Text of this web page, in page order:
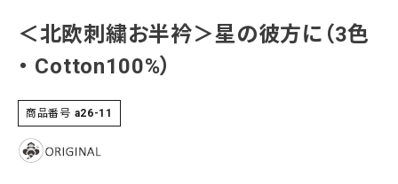
tune
SHOPPING GUIDE
ABOUT
INFORMATION
＜北欧刺繍お半衿＞星の彼方に（3色
・ Cotton100%）
商品番号 a26-11